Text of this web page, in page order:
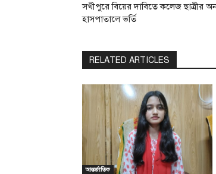
সখীপুরে বিয়ের দাবিতে কলেজ ছাত্রীর
হাসপাতালে ভর্তি
RELATED ARTICLES
আন্তর্জাতিক